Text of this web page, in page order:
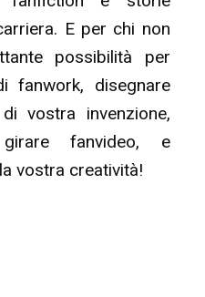
E per chi non
possibilità per
fanwork, disegnare
vostra invenzione,
fanvideo, e
vostra creatività!